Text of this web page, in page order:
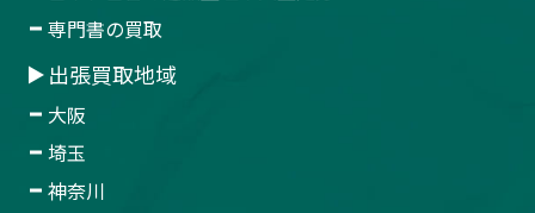
専門書の買取
出張買取地域
大阪
埼玉
神奈川